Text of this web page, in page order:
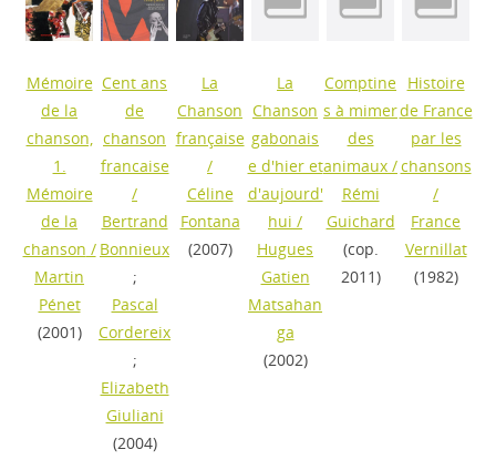
Mémoire
de la
chanson,
1.
Mémoire
de la
chanson /
Martin
Pénet
(2001)
Cent ans
de
chanson
francaise
/
Bertrand
Bonnieux
;
Pascal
Cordereix
;
Elizabeth
Giuliani
(2004)
La
Chanson
française
/
Céline
Fontana
(2007)
La
Chanson
gabonais
e d'hier et
d'aujourd'
hui /
Hugues
Gatien
Matsahan
ga
(2002)
Comptine
s à mimer
des
animaux /
Rémi
Guichard
(cop.
2011)
Histoire
de France
par les
chansons
/
France
Vernillat
(1982)